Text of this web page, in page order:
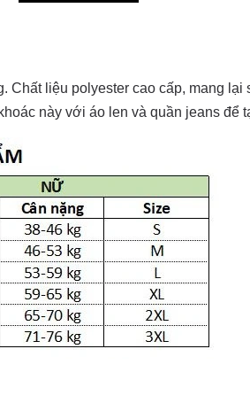
liệu polyester cao cấp, mang
này với áo len và quần jeans để